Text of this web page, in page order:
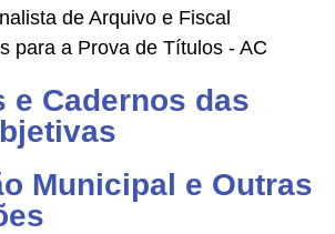
de Arquivo e Fiscal
para a Prova de Títulos - AC
e Cadernos das
Municipal e Outras